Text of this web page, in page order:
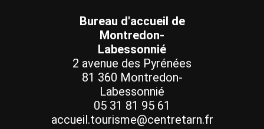
Bureau d'accueil de
Montredon-
Labessonnié
2 avenue des Pyrénées
81 360 Montredon-
Labessonnié
05 31 81 95 61
accueil.tourisme@centretarn.fr